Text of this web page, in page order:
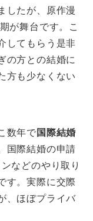
したが、原作漫
が舞台です。こ
してもらう是非
の方との結婚に
方も少なくない
数年で 国際結婚
国際結婚の申請
などのやり取り
す。実際に交際
、ほぼプライバ